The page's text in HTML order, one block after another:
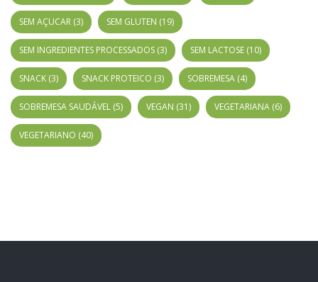
SEM AÇUCAR (3) SEM GLUTEN (19)
SEM INGREDIENTES PROCESSADOS (3) SEM LACTOSE (10)
SNACK (3) SNACK PROTEICO (3) SOBREMESA (4)
SOBREMESA SAUDÁVEL (5) VEGAN (31) VEGETARIANA (6)
VEGETARIANO (40)